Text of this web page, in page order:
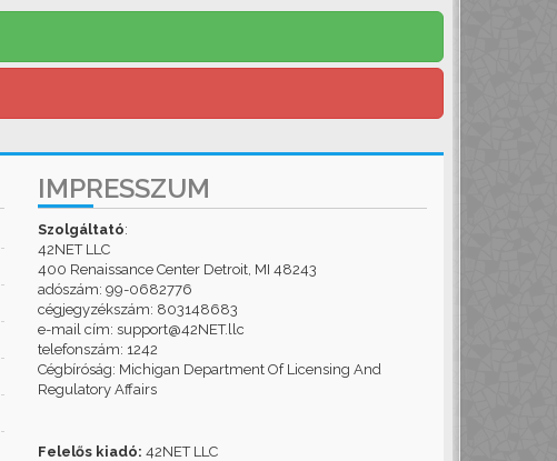
IMPRESSZUM
Szolgáltató:
42NET LLC
400 Renaissance Center Detroit, MI 48243
adószám: 99-0682776
cégjegyzékszám: 803148683
e-mail cím: support@42NET.llc
telefonszám: 1242
Cégbíróság: Michigan Department Of Licensing And
Regulatory Affairs
Felelős kiadó: 42NET LLC